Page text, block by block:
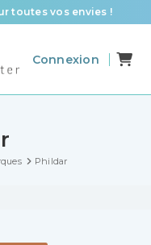
toutes vos envies !
le tricot et le crochet
Connexion
Phildar